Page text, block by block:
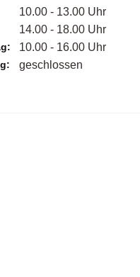
10.00 - 13.00 Uhr
14.00 - 18.00 Uhr
10.00 - 16.00 Uhr
geschlossen